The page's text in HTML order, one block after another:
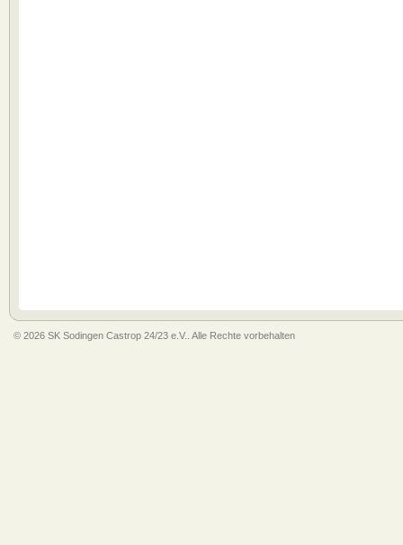
© 2026 SK Sodingen Castrop 24/23 e.V.. Alle Rechte vorbehalten